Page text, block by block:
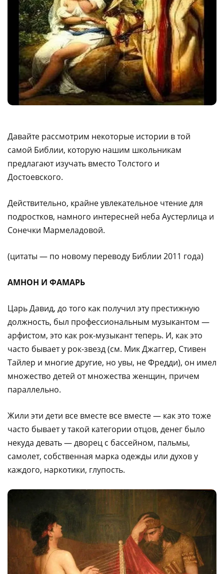
Давайте рассмотрим некоторые истории в той
самой Библии, которую нашим школьникам
предлагают изучать вместо Толстого и
Достоевского.
Действительно, крайне увлекательное чтение для
подростков, намного интересней неба Аустерлица и
Сонечки Мармеладовой.
(цитаты — по новому переводу Библии 2011 года)
АМНОН И ФАМАРЬ
Царь Давид, до того как получил эту престижную
должность, был профессиональным музыкантом —
арфистом, это как рок-музыкант теперь. И, как это
часто бывает у рок-звезд (см. Мик Джаггер, Стивен
Тайлер и многие другие, но увы, не Фредди), он имел
множество детей от множества женщин, причем
параллельно.
Жили эти дети все вместе все вместе — как это тоже
часто бывает у такой категории отцов, денег было
некуда девать — дворец с бассейном, пальмы,
самолет, собственная марка одежды или духов у
каждого, наркотики, глупость.